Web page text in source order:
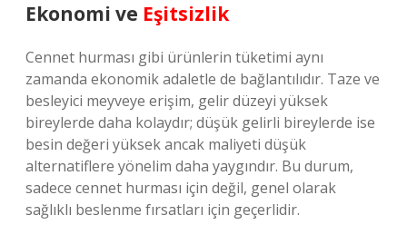
Ekonomi ve Eşitsizlik
Cennet hurması gibi ürünlerin tüketimi aynı
zamanda ekonomik adaletle de bağlantılıdır. Taze ve
besleyici meyveye erişim, gelir düzeyi yüksek
bireylerde daha kolaydır; düşük gelirli bireylerde ise
besin değeri yüksek ancak maliyeti düşük
alternatiflere yönelim daha yaygındır. Bu durum,
sadece cennet hurması için değil, genel olarak
sağlıklı beslenme fırsatları için geçerlidir.